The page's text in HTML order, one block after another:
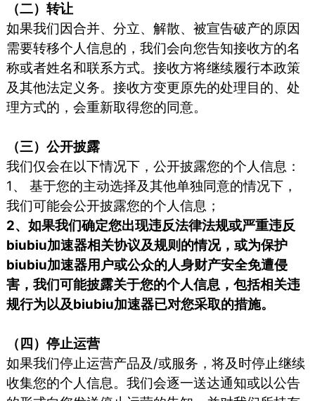
（二）转让
如果我们因合并、分立、解散、被宣告破产的原因
需要转移个人信息的，我们会向您告知接收方的名
称或者姓名和联系方式。接收方将继续履行本政策
及其他法定义务。接收方变更原先的处理目的、处
理方式的，会重新取得您的同意。
（三）公开披露
我们仅会在以下情况下，公开披露您的个人信息：
1、 基于您的主动选择及其他单独同意的情况下，
我们可能会公开披露您的个人信息；
2、如果我们确定您出现违反法律法规或严重违反
biubiu加速器相关协议及规则的情况，或为保护
biubiu加速器用户或公众的人身财产安全免遭侵
害，我们可能披露关于您的个人信息，包括相关违
规行为以及biubiu加速器已对您采取的措施。
（四）停止运营
如果我们停止运营产品及/或服务，将及时停止继续
收集您的个人信息。我们会逐一送达通知或以公告